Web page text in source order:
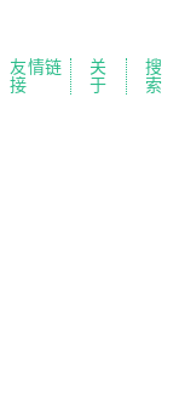
友情链
接
关
于
搜
索